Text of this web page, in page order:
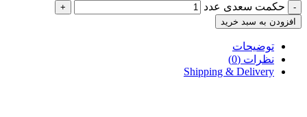
- حکمت سعدی عدد
+
افزودن به سبد خرید
توضیحات
نظرات (0)
Shipping & Delivery